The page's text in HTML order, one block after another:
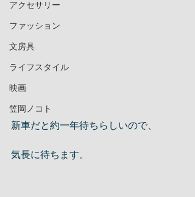
アクセサリー
ファッション
文房具
ライフスタイル
映画
笠岡ノコト
新車だと約一年待ちらしいので、
気長に待ちます。